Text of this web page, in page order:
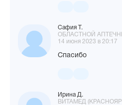
Сафия Т.
ОБЛАСТНОЙ
14 июня 2023 в 20:17
Спасибо
Ирина Д.
ВИТАМЕД